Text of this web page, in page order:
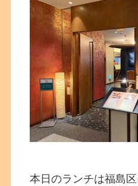
本日のランチは福島